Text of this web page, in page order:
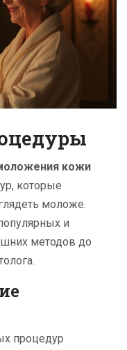
кожи
которые
моложе.
и
методов до
процедур